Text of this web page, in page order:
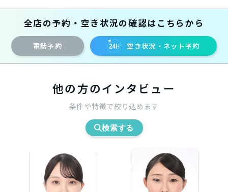
全店の予約・空き状況の確認はこちらから
電話予約 空き状況・ネット予約
他の方のインタビュー
条件や特徴で絞り込めます
検索する